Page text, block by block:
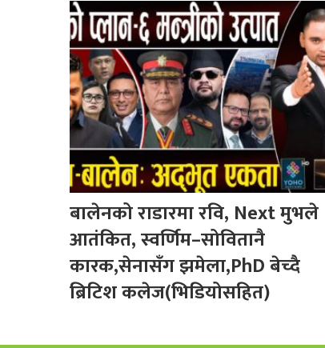
बालेनको राडारमा रवि, Next मुभले
आतंकित, स्वर्णिम–सोवितानै
कारक,सेनासँग झमेला,PhD बेच्दै
ब्रिटिश कलेज(भिडियोसहित)